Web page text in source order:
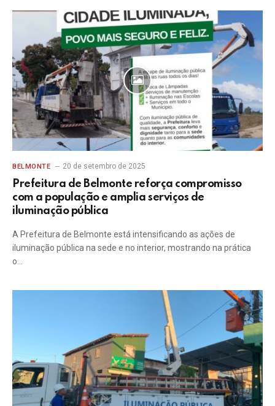
BELMONTE 20 de setembro de 2025
Prefeitura de Belmonte reforça compromisso
com a população e amplia serviços de
iluminação pública
A Prefeitura de Belmonte está intensificando as ações de
iluminação pública na sede e no interior, mostrando na prática
o…